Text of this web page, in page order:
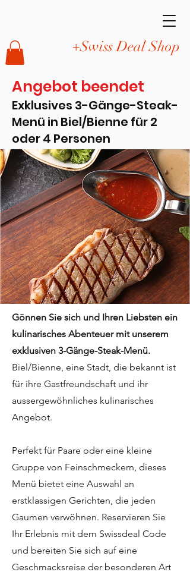
+Swiss Deal Shop
Angebot beendet
Exklusives 3-Gänge-Steak-
Menü in Biel/Bienne für 2
oder 4 Personen
Gönnen Sie sich und Ihren Liebsten ein
kulinarisches Abenteuer mit unserem
exklusiven 3-Gänge-Steak-Menü.
Biel/Bienne, eine Stadt, die bekannt ist
für ihre Gastfreundschaft und ihr
aussergewöhnliches kulinarisches
Angebot.
Perfekt für Paare oder eine kleine
Gruppe von Feinschmeckern, dieses
Menü bietet eine Auswahl an
erstklassigen Gerichten, die jeden
Gaumen verwöhnen. Reservieren Sie
Ihr Erlebnis mit dem Swissdeal Code
und bereiten Sie sich auf eine
Geschmacksreise der besonderen Art